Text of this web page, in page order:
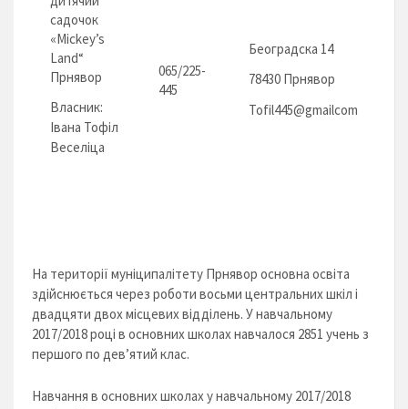
садочок
«Mickey’s
Land“
Прнявор
Власник:
Івана Тофіл
Веселіца
065/225-
445
Београдска 14
78430 Прнявор
Tofil445@gmailcom
На території муніципалітету Прнявор основна освіта
здійснюється через роботи восьми центральних шкіл і
двадцяти двох місцевих відділень. У навчальному
2017/2018 році в основних школах навчалося 2851 учень з
першого по дев’ятий клас.
Навчання в основних школах у навчальному 2017/2018